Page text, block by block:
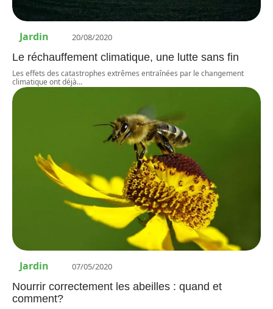
Jardin 20/08/2020
Le réchauffement climatique, une lutte sans fin
Les effets des catastrophes extrêmes entraînées par le changement
climatique ont déjà…
Jardin 07/05/2020
Nourrir correctement les abeilles : quand et
comment?